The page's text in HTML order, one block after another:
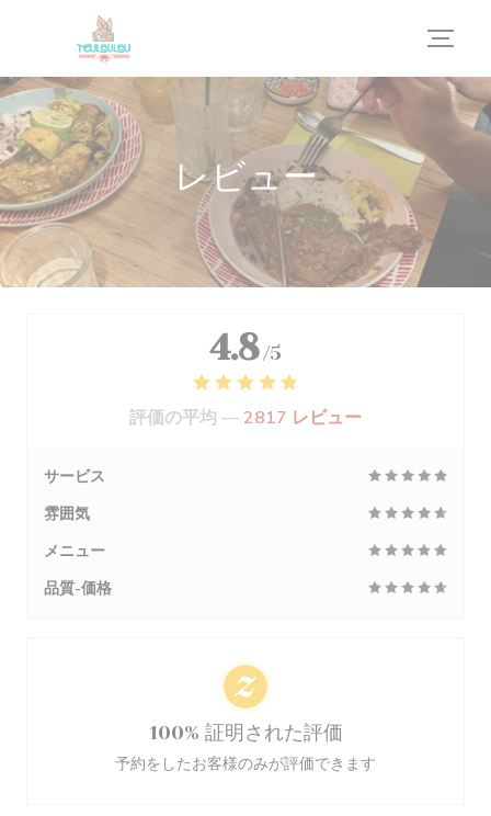
クッキー利用の管理について
レビュー
4.8 /5
評価の平均 —2817 レビュー
サービス
雰囲気
メニュー
品質-価格
100% 証明された評価
予約をしたお客様のみが評価できます